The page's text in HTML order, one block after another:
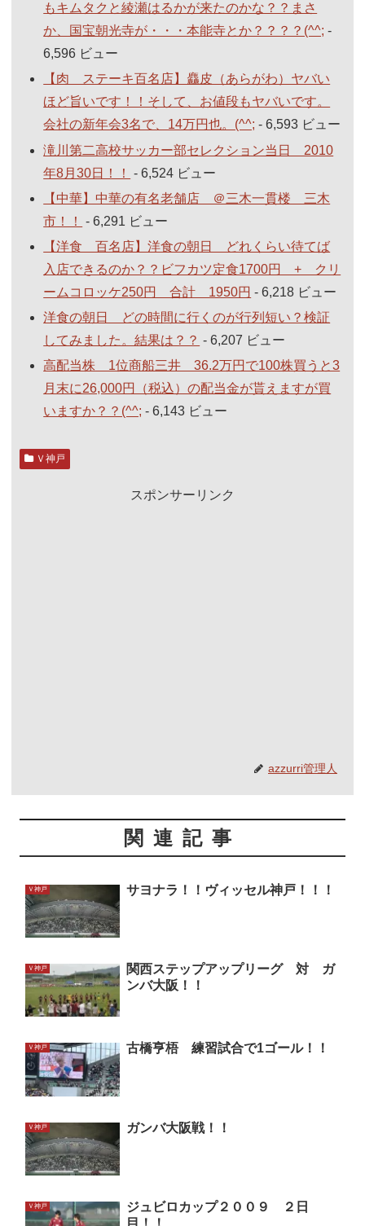
もキムタクと綾瀬はるかが来たのかな？？まさ
か、国宝朝光寺が・・・本能寺とか？？？？(^^; -
6,596 ビュー
【肉 ステーキ百名店】麤皮（あらがわ）ヤバい
ほど旨いです！！そして、お値段もヤバいです。
会社の新年会3名で、14万円也。(^^; - 6,593 ビュー
滝川第二高校サッカー部セレクション当日 2010
年8月30日！！
- 6,524 ビュー
【中華】中華の有名老舗店 ＠三木一貫楼 三木
市！！
- 6,291 ビュー
【洋食 百名店】洋食の朝日 どれくらい待てば
入店できるのか？？ビフカツ定食1700円 + クリ
ームコロッケ250円 合計 1950円 - 6,218 ビュー
洋食の朝日 どの時間に行くのが行列短い？検証
してみました。結果は？？ - 6,207 ビュー
高配当株 1位商船三井 36.2万円で100株買うと3
月末に26,000円（税込）の配当金が貰えますが買
いますか？？(^^; - 6,143 ビュー
Ｖ神戸
スポンサーリンク
azzurri管理人
関連記事
Ｖ神戸 サヨナラ！！ヴィッセル神戸！！！
Ｖ神戸
関西ステップアップリーグ 対 ガ
ンバ大阪！！
Ｖ神戸 古橋亨梧 練習試合で1ゴール！！
Ｖ神戸 ガンバ大阪戦！！
Ｖ神戸
ジュビロカップ２００９ ２日